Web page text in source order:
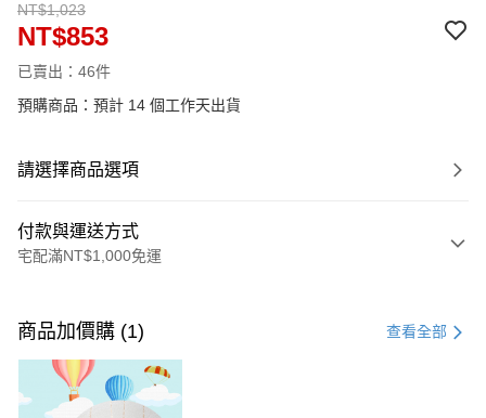
NT$1,023
NT$853
已賣出：46件
預購商品：預計 14 個工作天出貨
請選擇商品選項
付款與運送方式
宅配滿NT$1,000免運
信用卡一次付款
LINE Pay
Apple Pay
商品加價購 (1) 查看全部